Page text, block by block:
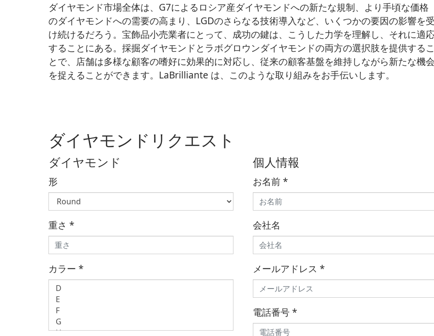
ダイヤモンド市場全体は、G7によるロシア産ダイヤモンドへの新たな規制、より手頃な価格
のダイヤモンドへの需要の高まり、LGDのさらなる技術導入など、いくつかの要因の影響を
け続けるだろう。宝飾品小売業者にとって、成功の鍵は、こうした力学を理解し、それに適
することにある。採掘ダイヤモンドとラボグロウンダイヤモンドの両方の選択肢を提供する
とで、店舗は多様な顧客の嗜好に効果的に対応し、従来の顧客基盤を維持しながら新たな機
を捉えることができます。LaBrilliante は、このような取り組みをお手伝いします。
ダイヤモンドリクエスト
ダイヤモンド
形
重さ*
カラー*
個人情報
お名前*
会社名
メールアドレス *
電話番号*